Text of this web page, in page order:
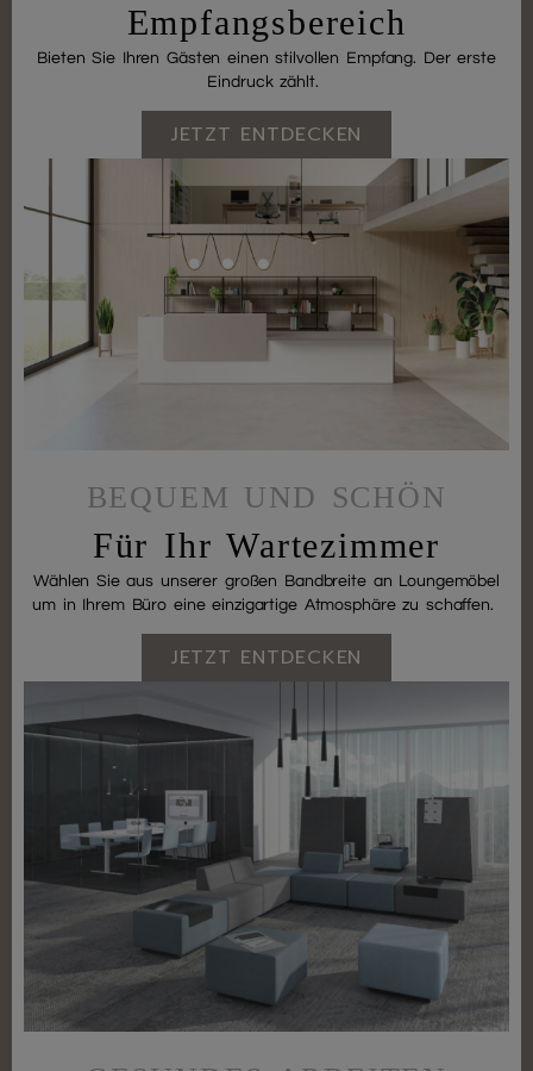
Empfangsbereich
Bieten Sie Ihren Gästen einen stilvollen Empfang. Der erste
Eindruck zählt.
JETZT ENTDECKEN
BEQUEM UND SCHÖN
Für Ihr Wartezimmer
Wählen Sie aus unserer großen Bandbreite an Loungemöbel
um in Ihrem Büro eine einzigartige Atmosphäre zu schaffen.
JETZT ENTDECKEN